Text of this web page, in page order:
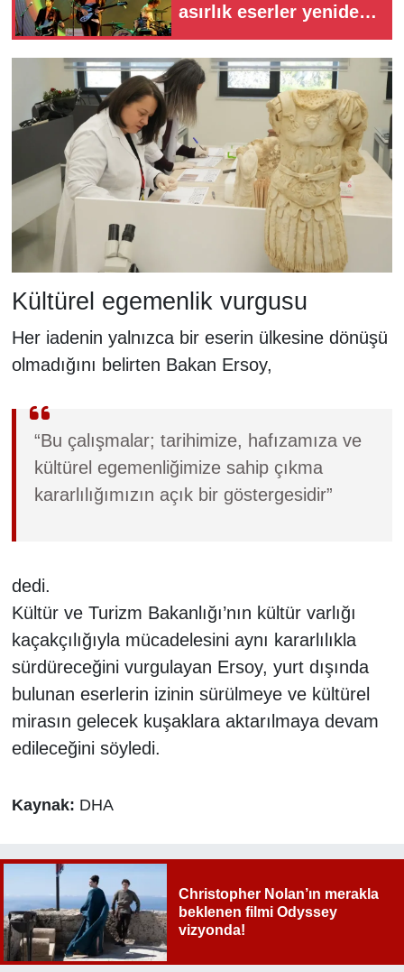
asırlık eserler yeniden
Kültürel egemenlik vurgusu
Her iadenin yalnızca bir eserin ülkesine dönüşü
olmadığını belirten Bakan Ersoy,
“Bu çalışmalar; tarihimize, hafızamıza ve
kültürel egemenliğimize sahip çıkma
kararlılığımızın açık bir göstergesidir”
dedi.
Kültür ve Turizm Bakanlığı’nın kültür varlığı
kaçakçılığıyla mücadelesini aynı kararlılıkla
sürdüreceğini vurgulayan Ersoy, yurt dışında
bulunan eserlerin izinin sürülmeye ve kültürel
mirasın gelecek kuşaklara aktarılmaya devam
edileceğini söyledi.
Kaynak: DHA
Christopher Nolan’ın merakla
beklenen filmi Odyssey
vizyonda!